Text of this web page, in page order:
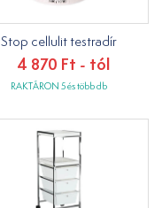
Stop cellulit testradír
4 870 Ft - tól
RAKTÁRON 5 és több db